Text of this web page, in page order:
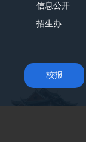
信息公开
招生办
校报